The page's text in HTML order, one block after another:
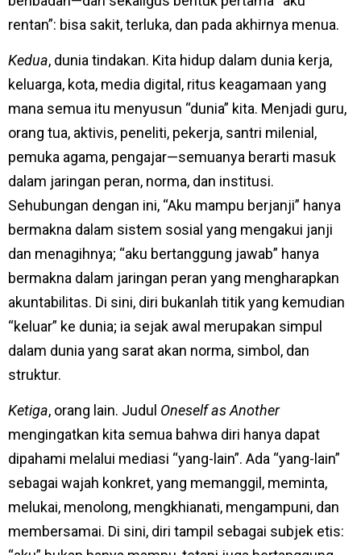
rentan”: bisa sakit, terluka, dan pada akhirnya menua.
Kedua, dunia tindakan. Kita hidup dalam dunia kerja,
keluarga, kota, media digital, ritus keagamaan yang
mana semua itu menyusun “dunia” kita. Menjadi guru,
orang tua, aktivis, peneliti, pekerja, santri milenial,
pemuka agama, pengajar—semuanya berarti masuk
dalam jaringan peran, norma, dan institusi.
Sehubungan dengan ini, “Aku mampu berjanji” hanya
bermakna dalam sistem sosial yang mengakui janji
dan menagihnya; “aku bertanggung jawab” hanya
bermakna dalam jaringan peran yang mengharapkan
akuntabilitas. Di sini, diri bukanlah titik yang kemudian
“keluar” ke dunia; ia sejak awal merupakan simpul
dalam dunia yang sarat akan norma, simbol, dan
struktur.
Ketiga, orang lain. Judul Oneself as Another
mengingatkan kita semua bahwa diri hanya dapat
dipahami melalui mediasi “yang-lain”. Ada “yang-lain”
sebagai wajah konkret, yang memanggil, meminta,
melukai, menolong, mengkhianati, mengampuni, dan
membersamai. Di sini, diri tampil sebagai subjek etis: